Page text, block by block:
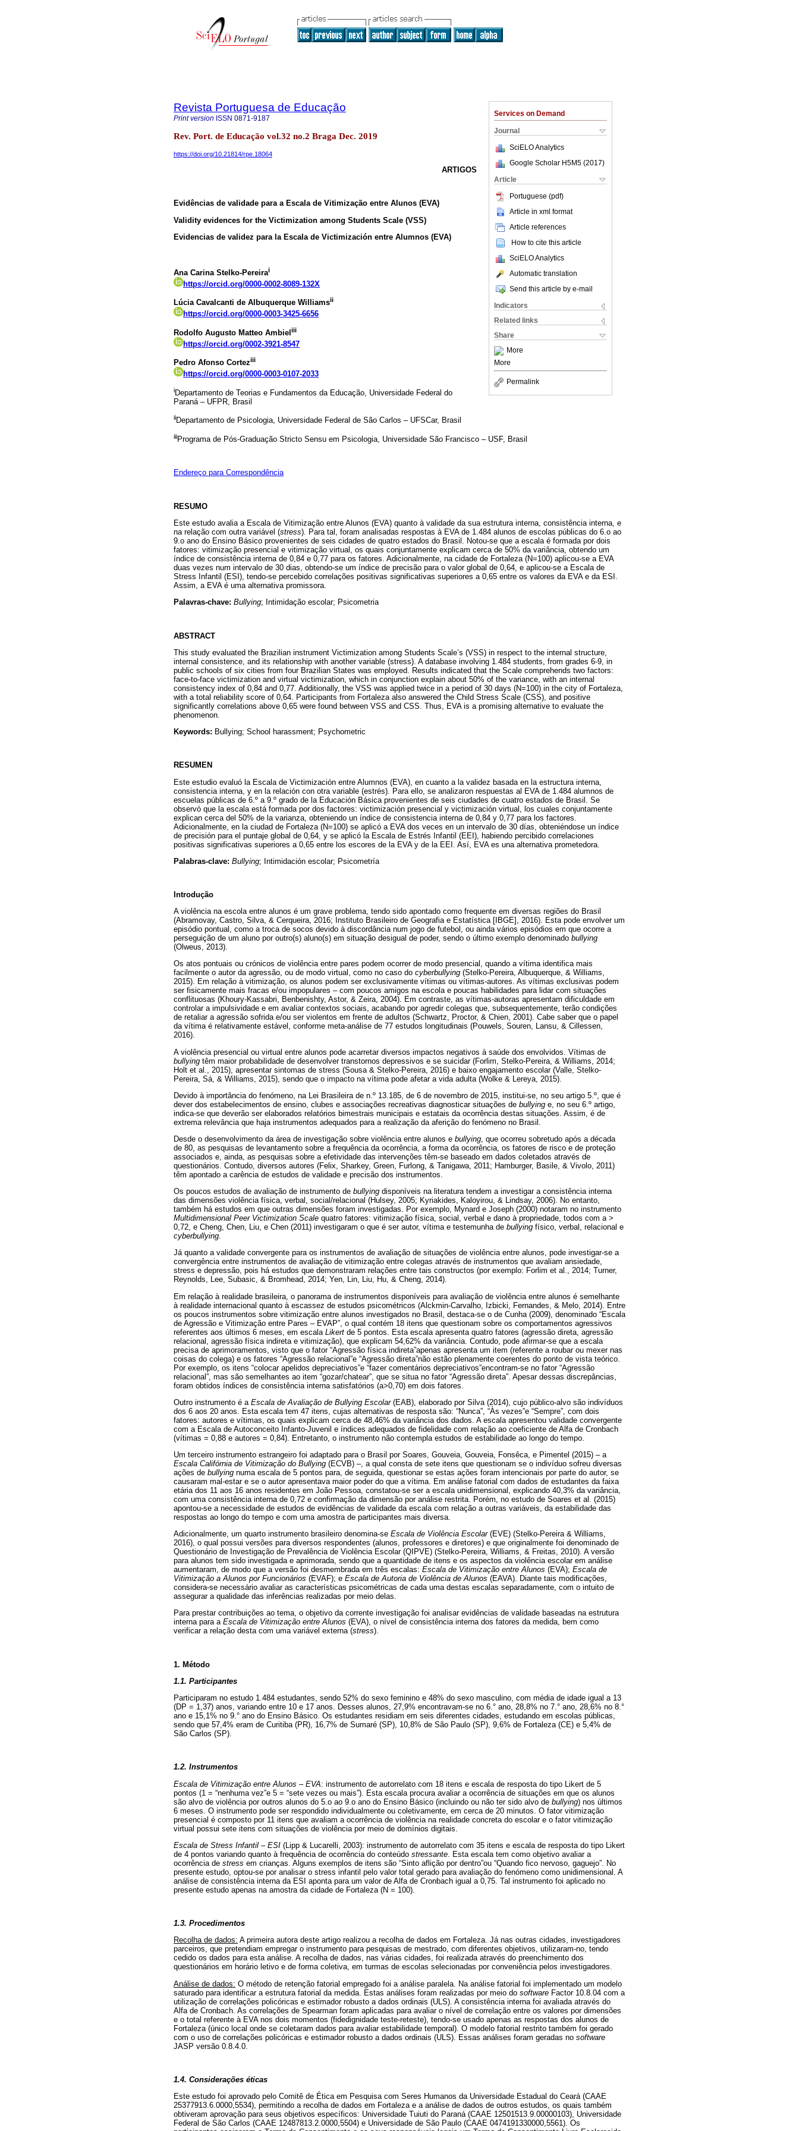
Services on Demand
Journal
SciELO Analytics
Google Scholar H5M5 (2017)
Article
Portuguese (pdf)
Article in xml format
Article references
How to cite this article
SciELO Analytics
Automatic translation
Send this article by e-mail
Indicators
Related links
Share
More
More
Permalink
Revista Portuguesa de Educação
Print version ISSN 0871-9187
Rev. Port. de Educação vol.32 no.2 Braga Dec. 2019
https://doi.org/10.21814/rpe.18064
ARTIGOS
Evidências de validade para a Escala de Vitimização entre Alunos (EVA)
Validity evidences for the Victimization among Students Scale (VSS)
Evidencias de validez para la Escala de Victimización entre Alumnos (EVA)
Ana Carina Stelko-Pereirai
https://orcid.org/0000-0002-8089-132X
Lúcia Cavalcanti de Albuquerque Williamsii
https://orcid.org/0000-0003-3425-6656
Rodolfo Augusto Matteo Ambiel iii
https://orcid.org/0002-3921-8547
Pedro Afonso Corteziii
https://orcid.org/0000-0003-0107-2033
iDepartamento de Teorias e Fundamentos da Educação, Universidade Federal do
Paraná – UFPR, Brasil
iiDepartamento de Psicologia, Universidade Federal de São Carlos – UFSCar, Brasil
iiiPrograma de Pós-Graduação Stricto Sensu em Psicologia, Universidade São Francisco – USF, Brasil
Endereço para Correspondência
RESUMO
Este estudo avalia a Escala de Vitimização entre Alunos (EVA) quanto à validade da sua estrutura interna, consistência interna, e
na relação com outra variável (stress). Para tal, foram analisadas respostas à EVA de 1.484 alunos de escolas públicas do 6.o ao
9.o ano do Ensino Básico provenientes de seis cidades de quatro estados do Brasil. Notou-se que a escala é formada por dois
fatores: vitimização presencial e vitimização virtual, os quais conjuntamente explicam cerca de 50% da variância, obtendo um
índice de consistência interna de 0,84 e 0,77 para os fatores. Adicionalmente, na cidade de Fortaleza (N=100) aplicou-se a EVA
duas vezes num intervalo de 30 dias, obtendo-se um índice de precisão para o valor global de 0,64, e aplicou-se a Escala de
Stress Infantil (ESI), tendo-se percebido correlações positivas significativas superiores a 0,65 entre os valores da EVA e da ESI.
Assim, a EVA é uma alternativa promissora.
Palavras-chave: Bullying; Intimidação escolar; Psicometria
ABSTRACT
This study evaluated the Brazilian instrument Victimization among Students Scale’s (VSS) in respect to the internal structure,
internal consistence, and its relationship with another variable (stress). A database involving 1.484 students, from grades 6-9, in
public schools of six cities from four Brazilian States was employed. Results indicated that the Scale comprehends two factors:
face-to-face victimization and virtual victimization, which in conjunction explain about 50% of the variance, with an internal
consistency index of 0,84 and 0,77. Additionally, the VSS was applied twice in a period of 30 days (N=100) in the city of Fortaleza,
with a total reliability score of 0,64. Participants from Fortaleza also answered the Child Stress Scale (CSS), and positive
significantly correlations above 0,65 were found between VSS and CSS. Thus, EVA is a promising alternative to evaluate the
phenomenon.
Keywords: Bullying; School harassment; Psychometric
RESUMEN
Este estudio evaluó la Escala de Victimización entre Alumnos (EVA), en cuanto a la validez basada en la estructura interna,
consistencia interna, y en la relación con otra variable (estrés). Para ello, se analizaron respuestas al EVA de 1.484 alumnos de
escuelas públicas de 6.º a 9.º grado de la Educación Básica provenientes de seis ciudades de cuatro estados de Brasil. Se
observó que la escala está formada por dos factores: victimización presencial y victimización virtual, los cuales conjuntamente
explican cerca del 50% de la varianza, obteniendo un índice de consistencia interna de 0,84 y 0,77 para los factores.
Adicionalmente, en la ciudad de Fortaleza (N=100) se aplicó a EVA dos veces en un intervalo de 30 días, obteniéndose un índice
de precisión para el puntaje global de 0,64, y se aplicó la Escala de Estrés Infantil (EEI), habiendo percibido correlaciones
positivas significativas superiores a 0,65 entre los escores de la EVA y de la EEI. Así, EVA es una alternativa prometedora.
Palabras-clave: Bullying; Intimidación escolar; Psicometría
Introdução
A violência na escola entre alunos é um grave problema, tendo sido apontado como frequente em diversas regiões do Brasil
(Abramovay, Castro, Silva, & Cerqueira, 2016; Instituto Brasileiro de Geografia e Estatística [IBGE], 2016). Esta pode envolver um
episódio pontual, como a troca de socos devido à discordância num jogo de futebol, ou ainda vários episódios em que ocorre a
perseguição de um aluno por outro(s) aluno(s) em situação desigual de poder, sendo o último exemplo denominado bullying
(Olweus, 2013).
Os atos pontuais ou crónicos de violência entre pares podem ocorrer de modo presencial, quando a vítima identifica mais
facilmente o autor da agressão, ou de modo virtual, como no caso do cyberbullying (Stelko-Pereira, Albuquerque, & Williams,
2015). Em relação à vitimização, os alunos podem ser exclusivamente vítimas ou vítimas-autores. As vítimas exclusivas podem
ser fisicamente mais fracas e/ou impopulares – com poucos amigos na escola e poucas habilidades para lidar com situações
conflituosas (Khoury-Kassabri, Benbenishty, Astor, & Zeira, 2004). Em contraste, as vítimas-autoras apresentam dificuldade em
controlar a impulsividade e em avaliar contextos sociais, acabando por agredir colegas que, subsequentemente, terão condições
de retaliar a agressão sofrida e/ou ser violentos em frente de adultos (Schwartz, Proctor, & Chien, 2001). Cabe saber que o papel
da vítima é relativamente estável, conforme meta-análise de 77 estudos longitudinais (Pouwels, Souren, Lansu, & Cillessen,
2016).
A violência presencial ou virtual entre alunos pode acarretar diversos impactos negativos à saúde dos envolvidos. Vítimas de
bullying têm maior probabilidade de desenvolver transtornos depressivos e se suicidar (Forlim, Stelko-Pereira, & Williams, 2014;
Holt et al., 2015), apresentar sintomas de stress (Sousa & Stelko-Pereira, 2016) e baixo engajamento escolar (Valle, Stelko-
Pereira, Sá, & Williams, 2015), sendo que o impacto na vítima pode afetar a vida adulta (Wolke & Lereya, 2015).
Devido à importância do fenómeno, na Lei Brasileira de n.º 13.185, de 6 de novembro de 2015, institui-se, no seu artigo 5.º, que é
dever dos estabelecimentos de ensino, clubes e associações recreativas diagnosticar situações de bullying e, no seu 6.º artigo,
indica-se que deverão ser elaborados relatórios bimestrais municipais e estatais da ocorrência destas situações. Assim, é de
extrema relevância que haja instrumentos adequados para a realização da aferição do fenómeno no Brasil.
Desde o desenvolvimento da área de investigação sobre violência entre alunos e bullying, que ocorreu sobretudo após a década
de 80, as pesquisas de levantamento sobre a frequência da ocorrência, a forma da ocorrência, os fatores de risco e de proteção
associados e, ainda, as pesquisas sobre a efetividade das intervenções têm-se baseado em dados coletados através de
questionários. Contudo, diversos autores (Felix, Sharkey, Green, Furlong, & Tanigawa, 2011; Hamburger, Basile, & Vivolo, 2011)
têm apontado a carência de estudos de validade e precisão dos instrumentos.
Os poucos estudos de avaliação de instrumento de bullying disponíveis na literatura tendem a investigar a consistência interna
das dimensões violência física, verbal, social/relacional (Hulsey, 2005; Kyriakides, Kaloyirou, & Lindsay, 2006). No entanto,
também há estudos em que outras dimensões foram investigadas. Por exemplo, Mynard e Joseph (2000) notaram no instrumento
Multidimensional Peer Victimization Scale quatro fatores: vitimização física, social, verbal e dano à propriedade, todos com a >
0,72, e Cheng, Chen, Liu, e Chen (2011) investigaram o que é ser autor, vítima e testemunha de bullying físico, verbal, relacional e
cyberbullying.
Já quanto a validade convergente para os instrumentos de avaliação de situações de violência entre alunos, pode investigar-se a
convergência entre instrumentos de avaliação de vitimização entre colegas através de instrumentos que avaliam ansiedade,
stress e depressão, pois há estudos que demonstraram relações entre tais constructos (por exemplo: Forlim et al., 2014; Turner,
Reynolds, Lee, Subasic, & Bromhead, 2014; Yen, Lin, Liu, Hu, & Cheng, 2014).
Em relação à realidade brasileira, o panorama de instrumentos disponíveis para avaliação de violência entre alunos é semelhante
à realidade internacional quanto à escassez de estudos psicométricos (Alckmin-Carvalho, Izbicki, Fernandes, & Melo, 2014). Entre
os poucos instrumentos sobre vitimização entre alunos investigados no Brasil, destaca-se o de Cunha (2009), denominado “Escala
de Agressão e Vitimização entre Pares – EVAP”, o qual contém 18 itens que questionam sobre os comportamentos agressivos
referentes aos últimos 6 meses, em escala Likert de 5 pontos. Esta escala apresenta quatro fatores (agressão direta, agressão
relacional, agressão física indireta e vitimização), que explicam 54,62% da variância. Contudo, pode afirmar-se que a escala
precisa de aprimoramentos, visto que o fator “Agressão física indireta”apenas apresenta um item (referente a roubar ou mexer nas
coisas do colega) e os fatores “Agressão relacional”e “Agressão direta”não estão plenamente coerentes do ponto de vista teórico.
Por exemplo, os itens “colocar apelidos depreciativos”e “fazer comentários depreciativos”encontram-se no fator “Agressão
relacional”, mas são semelhantes ao item “gozar/chatear”, que se situa no fator “Agressão direta”. Apesar dessas discrepâncias,
foram obtidos índices de consistência interna satisfatórios (a>0,70) em dois fatores.
Outro instrumento é a Escala de Avaliação de Bullying Escolar(EAB), elaborado por Silva (2014), cujo público-alvo são indivíduos
dos 6 aos 20 anos. Esta escala tem 47 itens, cujas alternativas de resposta são: “Nunca”, “Às vezes”e “Sempre”, com dois
fatores: autores e vítimas, os quais explicam cerca de 48,46% da variância dos dados. A escala apresentou validade convergente
com a Escala de Autoconceito Infanto-Juvenil e índices adequados de fidelidade com relação ao coeficiente de Alfa de Cronbach
(vítimas = 0,88 e autores = 0,84). Entretanto, o instrumento não contempla estudos de estabilidade ao longo do tempo.
Um terceiro instrumento estrangeiro foi adaptado para o Brasil por Soares, Gouveia, Gouveia, Fonsêca, e Pimentel (2015) – a
Escala Califórnia de Vitimização do Bullying (ECVB) –, a qual consta de sete itens que questionam se o indivíduo sofreu diversas
ações de bullying numa escala de 5 pontos para, de seguida, questionar se estas ações foram intencionais por parte do autor, se
causaram mal-estar e se o autor apresentava maior poder do que a vítima. Em análise fatorial com dados de estudantes da faixa
etária dos 11 aos 16 anos residentes em João Pessoa, constatou-se ser a escala unidimensional, explicando 40,3% da variância,
com uma consistência interna de 0,72 e confirmação da dimensão por análise restrita. Porém, no estudo de Soares et al. (2015)
apontou-se a necessidade de estudos de evidências de validade da escala com relação a outras variáveis, da estabilidade das
respostas ao longo do tempo e com uma amostra de participantes mais diversa.
Adicionalmente, um quarto instrumento brasileiro denomina-se Escala de Violência Escolar(EVE) (Stelko-Pereira & Williams,
2016), o qual possui versões para diversos respondentes (alunos, professores e diretores) e que originalmente foi denominado de
Questionário de Investigação de Prevalência de Violência Escolar (QIPVE) (Stelko-Pereira, Williams, & Freitas, 2010). A versão
para alunos tem sido investigada e aprimorada, sendo que a quantidade de itens e os aspectos da violência escolar em análise
aumentaram, de modo que a versão foi desmembrada em três escalas: Escala de Vitimização entre Alunos (EVA); Escala de
Vitimização a Alunos por Funcionários (EVAF); e Escala de Autoria de Violência de Alunos (EAVA). Diante tais modificações,
considera-se necessário avaliar as características psicométricas de cada uma destas escalas separadamente, com o intuito de
assegurar a qualidade das inferências realizadas por meio delas.
Para prestar contribuições ao tema, o objetivo da corrente investigação foi analisar evidências de validade baseadas na estrutura
interna para a Escala de Vitimização entre Alunos (EVA), o nível de consistência interna dos fatores da medida, bem como
verificar a relação desta com uma variável externa (stress).
1. Método
1.1. Participantes
Participaram no estudo 1.484 estudantes, sendo 52% do sexo feminino e 48% do sexo masculino, com média de idade igual a 13
(DP = 1,37) anos, variando entre 10 e 17 anos. Desses alunos, 27,9% encontravam-se no 6.° ano, 28,8% no 7.° ano, 28,6% no 8.°
ano e 15,1% no 9.° ano do Ensino Básico. Os estudantes residiam em seis diferentes cidades, estudando em escolas públicas,
sendo que 57,4% eram de Curitiba (PR), 16,7% de Sumaré (SP), 10,8% de São Paulo (SP), 9,6% de Fortaleza (CE) e 5,4% de
São Carlos (SP).
1.2. Instrumentos
Escala de Vitimização entre Alunos – EVA: instrumento de autorrelato com 18 itens e escala de resposta do tipo Likert de 5
pontos (1 = “nenhuma vez”e 5 = “sete vezes ou mais”). Esta escala procura avaliar a ocorrência de situações em que os alunos
são alvo de violência por outros alunos do 5.o ao 9.o ano do Ensino Básico (incluindo ou não ter sido alvo de bullying) nos últimos
6 meses. O instrumento pode ser respondido individualmente ou coletivamente, em cerca de 20 minutos. O fator vitimização
presencial é composto por 11 itens que avaliam a ocorrência de violência na realidade concreta do escolar e o fator vitimização
virtual possui sete itens com situações de violência por meio de domínios digitais.
Escala de Stress Infantil – ESI (Lipp & Lucarelli, 2003): instrumento de autorrelato com 35 itens e escala de resposta do tipo Likert
de 4 pontos variando quanto à frequência de ocorrência do conteúdo stressante . Esta escala tem como objetivo avaliar a
ocorrência de stress em crianças. Alguns exemplos de itens são “Sinto aflição por dentro”ou “Quando fico nervoso, gaguejo”. No
presente estudo, optou-se por analisar o stress infantil pelo valor total gerado para avaliação do fenómeno como unidimensional. A
análise de consistência interna da ESI aponta para um valor de Alfa de Cronbach igual a 0,75. Tal instrumento foi aplicado no
presente estudo apenas na amostra da cidade de Fortaleza (N = 100).
1.3. Procedimentos
Recolha de dados: A primeira autora deste artigo realizou a recolha de dados em Fortaleza. Já nas outras cidades, investigadores
parceiros, que pretendiam empregar o instrumento para pesquisas de mestrado, com diferentes objetivos, utilizaram-no, tendo
cedido os dados para esta análise. A recolha de dados, nas várias cidades, foi realizada através do preenchimento dos
questionários em horário letivo e de forma coletiva, em turmas de escolas selecionadas por conveniência pelos investigadores.
Análise de dados: O método de retenção fatorial empregado foi a análise paralela. Na análise fatorial foi implementado um modelo
saturado para identificar a estrutura fatorial da medida. Estas análises foram realizadas por meio do software Factor 10.8.04 com a
utilização de correlações policóricas e estimador robusto a dados ordinais (ULS). A consistência interna foi avaliada através do
Alfa de Cronbach. As correlações de Spearman foram aplicadas para avaliar o nível de correlação entre os valores por dimensões
e o total referente à EVA nos dois momentos (fidedignidade teste-reteste), tendo-se usado apenas as respostas dos alunos de
Fortaleza (único local onde se coletaram dados para avaliar estabilidade temporal). O modelo fatorial restrito também foi gerado
com o uso de correlações policóricas e estimador robusto a dados ordinais (ULS). Essas análises foram geradas no software
JASP versão 0.8.4.0.
1.4. Considerações éticas
Este estudo foi aprovado pelo Comitê de Ética em Pesquisa com Seres Humanos da Universidade Estadual do Ceará (CAAE
25377913.6.0000,5534), permitindo a recolha de dados em Fortaleza e a análise de dados de outros estudos, os quais também
obtiveram aprovação para seus objetivos específicos: Universidade Tuiuti do Paraná (CAAE 12501513.9.00000103), Universidade
Federal de São Carlos (CAAE 12487813.2.0000,5504) e Universidade de São Paulo (CAAE 0474191330000,5561). Os